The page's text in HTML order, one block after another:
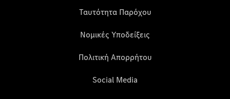
Ταυτότητα Παρόχου
Νομικές Υποδείξεις
Πολιτική Απορρήτου
Social Media